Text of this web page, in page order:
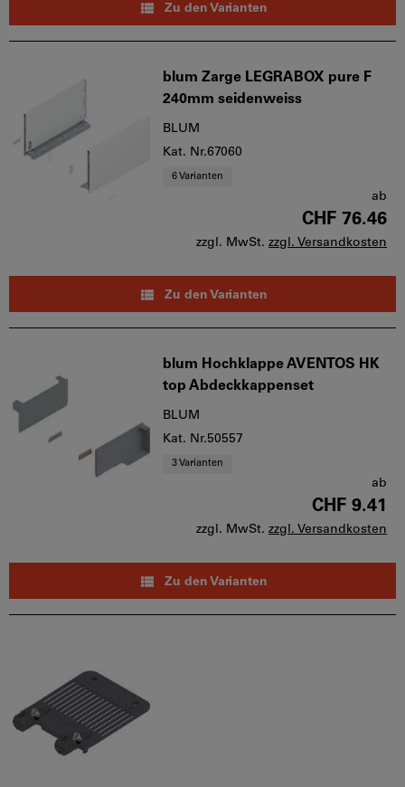
Zu den Varianten
blum Zarge LEGRABOX pure F
240mm seidenweiss
BLUM
Kat. Nr.67060
6 Varianten
ab
CHF 76.46
zzgl. MwSt. zzgl. Versandkosten
Zu den Varianten
blum Hochklappe AVENTOS HK
top Abdeckkappenset
BLUM
Kat. Nr.50557
3 Varianten
ab
CHF 9.41
zzgl. MwSt. zzgl. Versandkosten
Zu den Varianten